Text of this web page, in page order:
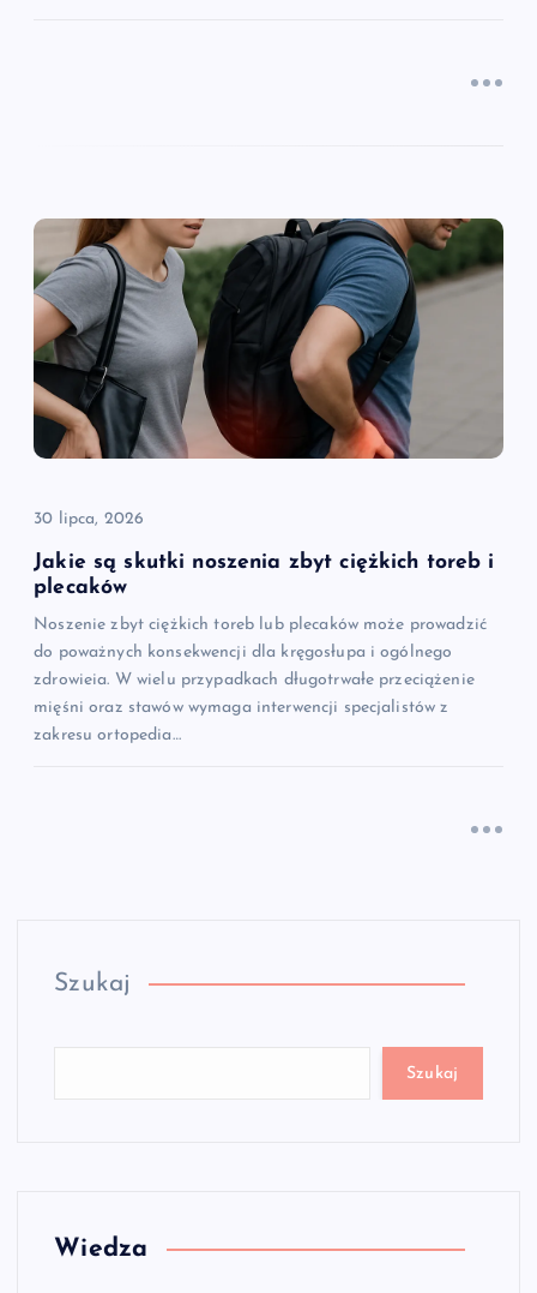
30 lipca, 2026
Jakie są skutki noszenia zbyt ciężkich toreb i
plecaków
Noszenie zbyt ciężkich toreb lub plecaków może prowadzić
do poważnych konsekwencji dla kręgosłupa i ogólnego
zdrowieia. W wielu przypadkach długotrwałe przeciążenie
mięśni oraz stawów wymaga interwencji specjalistów z
zakresu ortopedia…
Szukaj
Szukaj
Wiedza